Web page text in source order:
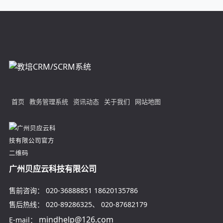
首页 教务管理系统 资讯动态 关于我们 网站地图
广州贝应云科技有限公司
售前咨询： 020-36888851 18620135786
售后热线：
020-89286325、 020-87682179
E-mail：
mindhelp@126.com